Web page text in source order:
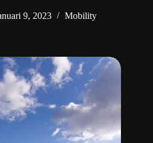
9, 2023 Mobility